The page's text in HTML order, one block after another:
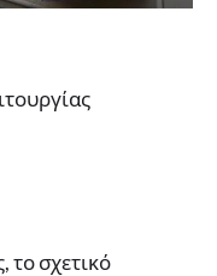
σχετικό